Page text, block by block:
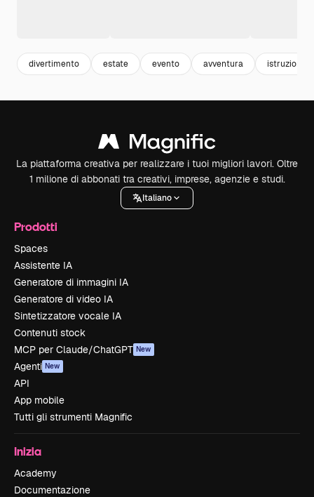
divertimento estate evento avventura istruzione
La piattaforma creativa per realizzare i tuoi migliori lavori. Oltre
1 milione di abbonati tra creativi, imprese, agenzie e studi.
Italiano
Prodotti
Spaces
Assistente IA
Generatore di immagini IA
Generatore di video IA
Sintetizzatore vocale IA
Contenuti stock
MCP per Claude/ChatGPT New
Agenti New
API
App mobile
Tutti gli strumenti Magnific
Inizia
Academy
Documentazione